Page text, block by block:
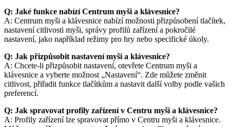
Q: Jaké funkce nabízí Centrum myši a klávesnice?
A: Centrum myši a klávesnice nabízí možnosti přizpůsobení tlačítek,
nastavení citlivosti myši, správy profilů zařízení a pokročilé
nastavení, jako například režimy pro hry nebo specifické úkoly.
Q: Jak přizpůsobit nastavení myši a klávesnice?
A: Chcete-li přizpůsobit nastavení, otevřete Centrum myši a
klávesnice a vyberte možnost „Nastavení“. Zde můžete změnit
citlivost, přiřadit funkce tlačítkům a nastavit další volby podle vašich
preferencí.
Q: Jak spravovat profily zařízení v Centru myši a klávesnice?
A: Profily zařízení lze spravovat přímo v Centru myši a klávesnice.